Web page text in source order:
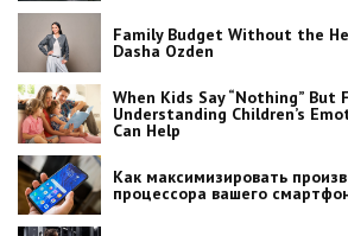
Family Budget Without the
Dasha Ozden
When Kids Say “Nothing” But
Understanding Children’s
Can Help
Как максимизировать
процессора вашего